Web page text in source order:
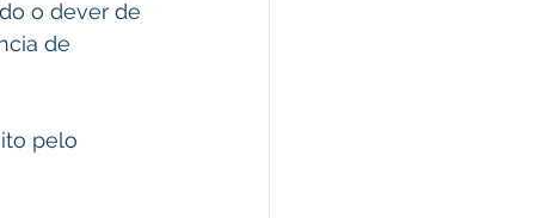
o dever de
de
pelo